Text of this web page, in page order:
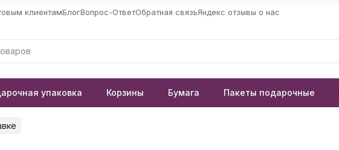
клиентамБлогВопрос-ОтветОбратная связьЯндекс отзывы о нас
упаковка Корзины Бумага Пакеты подарочные